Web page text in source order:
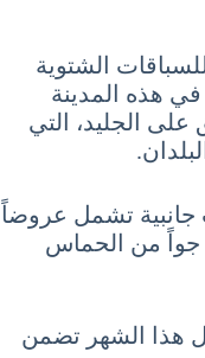
الشتوية
هذه المدينة
على الجليد، التي
جانبية تشمل عروضاً
جواً من الحماس
هذا الشهر تضمن